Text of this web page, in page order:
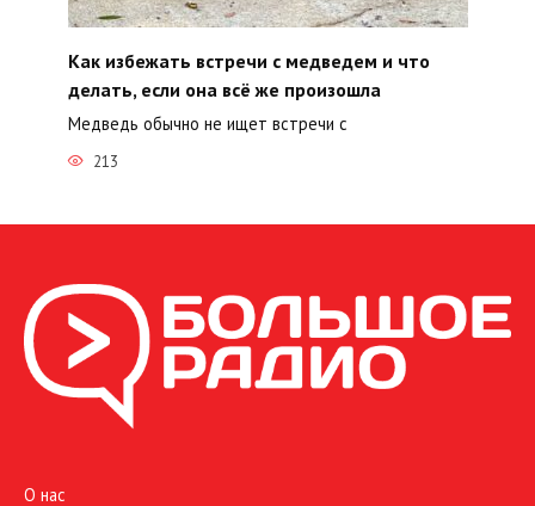
Как избежать встречи с медведем и что
делать, если она всё же произошла
Медведь обычно не ищет встречи с
213
О нас